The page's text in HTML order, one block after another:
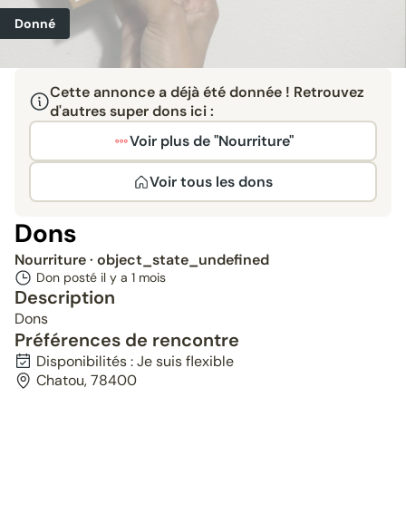
Donné
Cette annonce a déjà été donnée ! Retrouvez
d'autres super dons ici :
Voir plus de "Nourriture"
Voir tous les dons
Dons
Nourriture· object_state_undefined
Don posté il y a 1 mois
Description
Dons
Préférences de rencontre
Disponibilités : Je suis flexible
Chatou, 78400